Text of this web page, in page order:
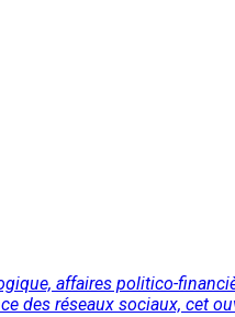
affaires politico-
des réseaux sociaux, cet